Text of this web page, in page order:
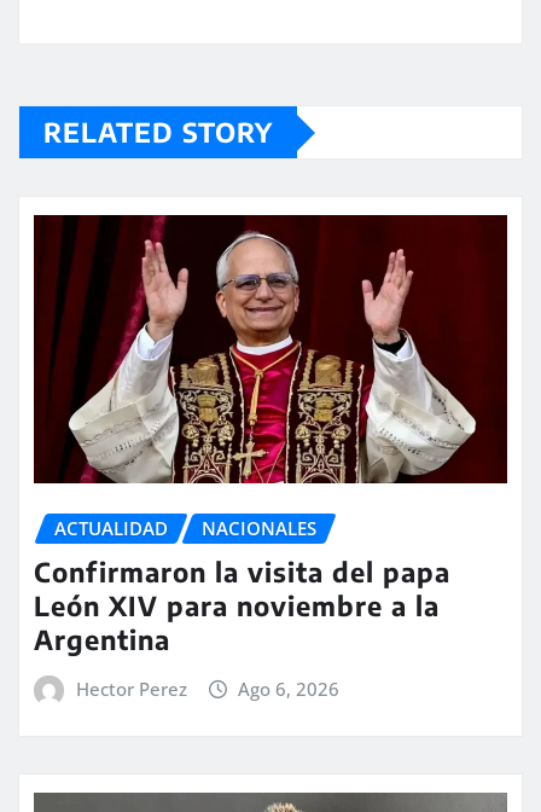
RELATED STORY
ACTUALIDAD NACIONALES
Confirmaron la visita del papa
León XIV para noviembre a la
Argentina
Hector Perez Ago 6, 2026